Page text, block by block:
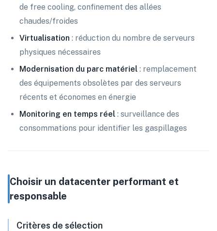
de free cooling, confinement des allées
chaudes/froides
Virtualisation : réduction du nombre de serveurs
physiques nécessaires
Modernisation du parc matériel : remplacement
des équipements obsolètes par des serveurs
récents et économes en énergie
Monitoring en temps réel : surveillance des
consommations pour identifier les gaspillages
Choisir un datacenter performant et
responsable
Critères de sélection